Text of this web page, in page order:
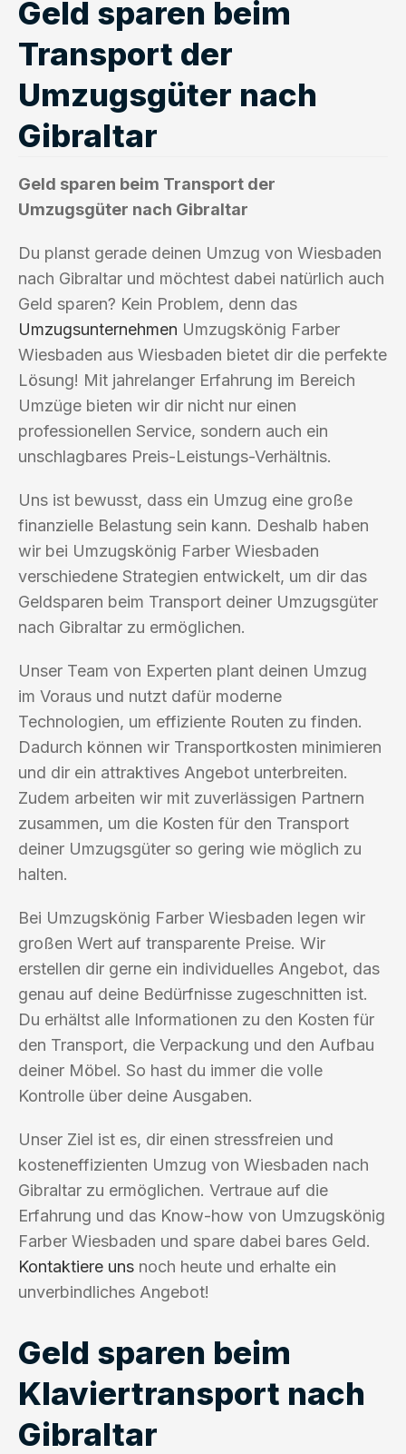
Geld sparen beim
Transport der
Umzugsgüter nach
Gibraltar
Geld sparen beim Transport der
Umzugsgüter nach Gibraltar
Du planst gerade deinen Umzug von Wiesbaden
nach Gibraltar und möchtest dabei natürlich auch
Geld sparen? Kein Problem, denn das
Umzugsunternehmen Umzugskönig Farber
Wiesbaden aus Wiesbaden bietet dir die perfekte
Lösung! Mit jahrelanger Erfahrung im Bereich
Umzüge bieten wir dir nicht nur einen
professionellen Service, sondern auch ein
unschlagbares Preis-Leistungs-Verhältnis.
Uns ist bewusst, dass ein Umzug eine große
finanzielle Belastung sein kann. Deshalb haben
wir bei Umzugskönig Farber Wiesbaden
verschiedene Strategien entwickelt, um dir das
Geldsparen beim Transport deiner Umzugsgüter
nach Gibraltar zu ermöglichen.
Unser Team von Experten plant deinen Umzug
im Voraus und nutzt dafür moderne
Technologien, um effiziente Routen zu finden.
Dadurch können wir Transportkosten minimieren
und dir ein attraktives Angebot unterbreiten.
Zudem arbeiten wir mit zuverlässigen Partnern
zusammen, um die Kosten für den Transport
deiner Umzugsgüter so gering wie möglich zu
halten.
Bei Umzugskönig Farber Wiesbaden legen wir
großen Wert auf transparente Preise. Wir
erstellen dir gerne ein individuelles Angebot, das
genau auf deine Bedürfnisse zugeschnitten ist.
Du erhältst alle Informationen zu den Kosten für
den Transport, die Verpackung und den Aufbau
deiner Möbel. So hast du immer die volle
Kontrolle über deine Ausgaben.
Unser Ziel ist es, dir einen stressfreien und
kosteneffizienten Umzug von Wiesbaden nach
Gibraltar zu ermöglichen. Vertraue auf die
Erfahrung und das Know-how von Umzugskönig
Farber Wiesbaden und spare dabei bares Geld.
Kontaktiere uns noch heute und erhalte ein
unverbindliches Angebot!
Geld sparen beim
Klaviertransport nach
Gibraltar